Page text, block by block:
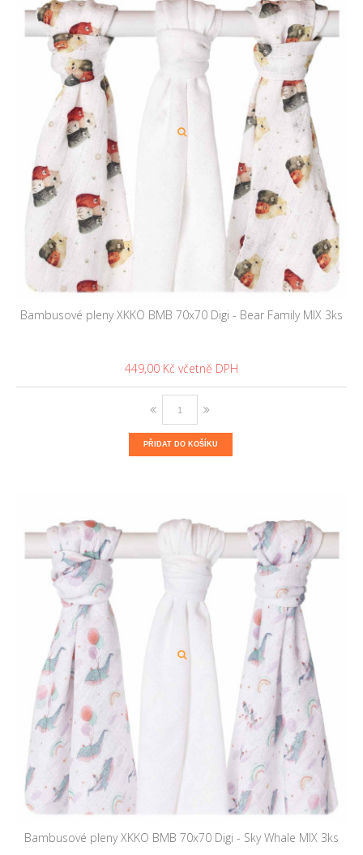
Bambusové pleny XKKO BMB 70x70 Digi - Bear Family MIX 3ks
449,00 Kč
PŘIDAT DO KOŠÍKU
Bambusové pleny XKKO BMB 70x70 Digi - Sky Whale MIX 3ks